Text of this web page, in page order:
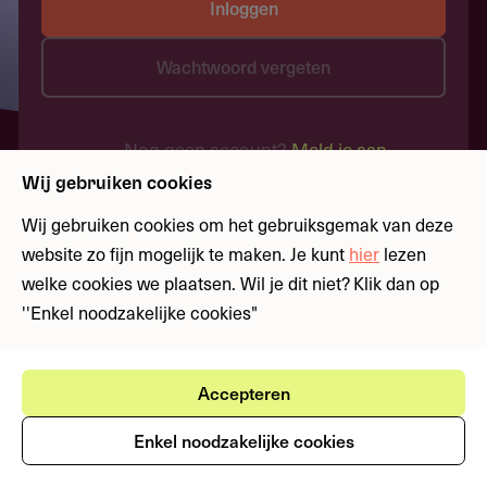
Inloggen
Wachtwoord vergeten
Nog geen account?Meld je aan
Wij gebruiken cookies
Wij gebruiken cookies om het gebruiksgemak van deze
website zo fijn mogelijk te maken. Je kunt hier lezen
welke cookies we plaatsen. Wil je dit niet? Klik dan op
''Enkel noodzakelijke cookies"
Accepteren
Enkel noodzakelijke cookies